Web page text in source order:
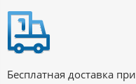
Бесплатная доставка при